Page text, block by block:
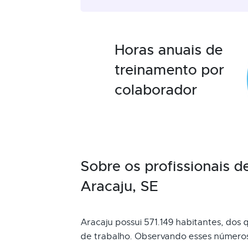
Horas anuais de
treinamento por
colaborador
Sobre os profissionais
Aracaju, SE
Aracaju possui 571.149 habitantes,
de trabalho. Observando esses